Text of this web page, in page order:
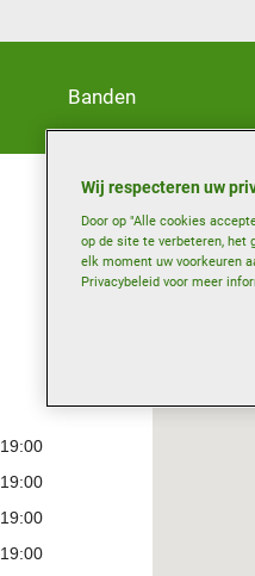
Banden
19:00
19:00
19:00
19:00
Wij respecteren uw
Door op "Alle cookies
op de site te verbeteren, het
elk moment uw voorkeuren
Privacybeleid voor meer